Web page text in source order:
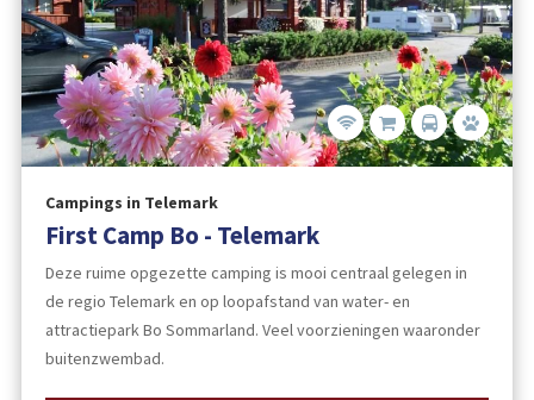
Campings in Telemark
First Camp Bo - Telemark
Deze ruime opgezette camping is mooi centraal gelegen in
de regio Telemark en op loopafstand van water- en
attractiepark Bo Sommarland. Veel voorzieningen waaronder
buitenzwembad.